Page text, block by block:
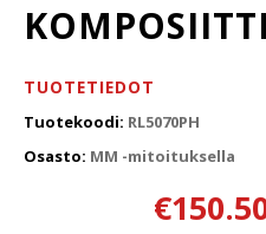
KOMPOSIITTI
TUOTETIEDOT
Tuotekoodi: RL5070PH
Osasto: MM -mitoituksella
€